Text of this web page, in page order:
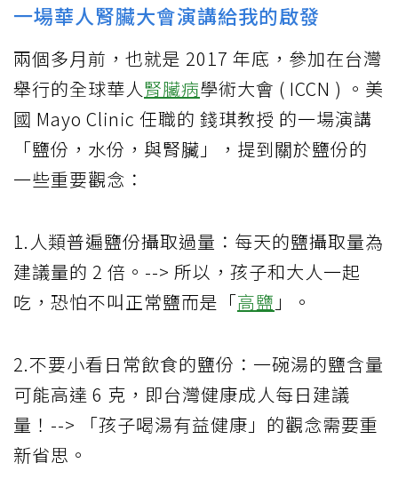
一場華人腎臟大會演講給我的啟發
兩個多月前，也就是 2017 年底，參加在台灣
舉行的全球華人腎臟病學術大會 ( ICCN ) 。美
國 Mayo Clinic 任職的 錢琪教授 的一場演講
「鹽份，水份，與腎臟」，提到關於鹽份的
一些重要觀念：
1.人類普遍鹽份攝取過量：每天的鹽攝取量為
建議量的 2 倍。--> 所以，孩子和大人一起
吃，恐怕不叫正常鹽而是「高鹽 」。
2.不要小看日常飲食的鹽份：一碗湯的鹽含量
可能高達 6 克，即台灣健康成人每日建議
量！--> 「孩子喝湯有益健康」的觀念需要重
新省思。